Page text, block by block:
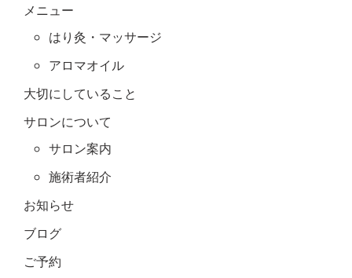
メニュー
はり灸・マッサージ
アロマオイル
大切にしていること
サロンについて
サロン案内
施術者紹介
お知らせ
ブログ
ご予約